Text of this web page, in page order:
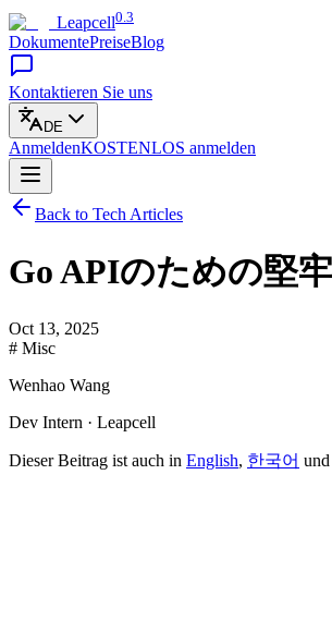
Leapcell0.3
DokumentePreiseBlog
Kontaktieren Sie uns
DE
AnmeldenKOSTENLOS anmelden
Back to Tech Articles
Go APIのための堅
Oct 13, 2025
# Misc
Wenhao Wang
Dev Intern · Leapcell
Dieser Beitrag ist auch in English, 한국어 und